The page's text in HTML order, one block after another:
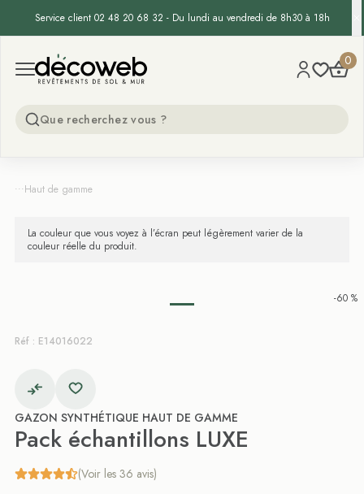
Service client 02 48 20 68 32 - Du lundi au vendredi de 8h30 à 18h
Open menu
Decoweb 0
...Haut de gamme
La couleur que vous voyez à l’écran peut légèrement varier de la
couleur réelle du produit.
-60 %
Réf : E14016022
GAZON SYNTHÉTIQUE HAUT DE GAMME
Pack échantillons LUXE
(Voir les 36 avis)